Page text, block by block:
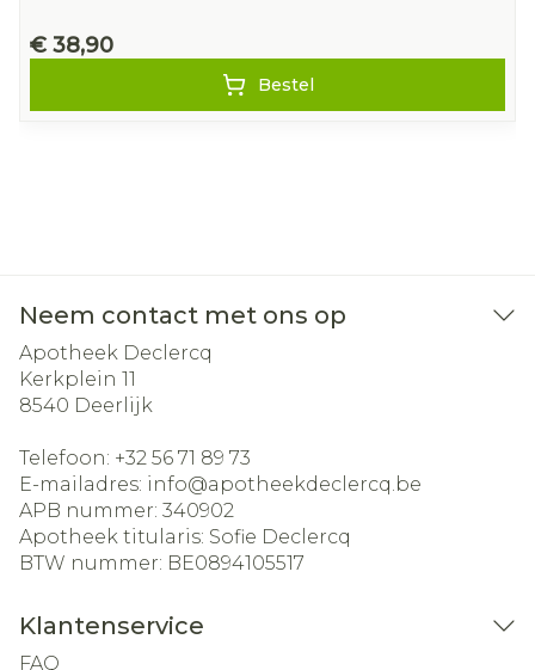
€ 38,90
Bestel
Neem contact met ons op
Apotheek Declercq
Kerkplein 11
8540 Deerlijk
Telefoon: +32 56 71 89 73
E-mailadres: info@apotheekdeclercq.be
APB nummer: 340902
Apotheek titularis: Sofie Declercq
BTW nummer: BE0894105517
Klantenservice
FAQ